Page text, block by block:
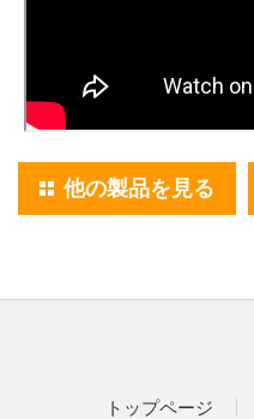
他の製品を見る
トップページ